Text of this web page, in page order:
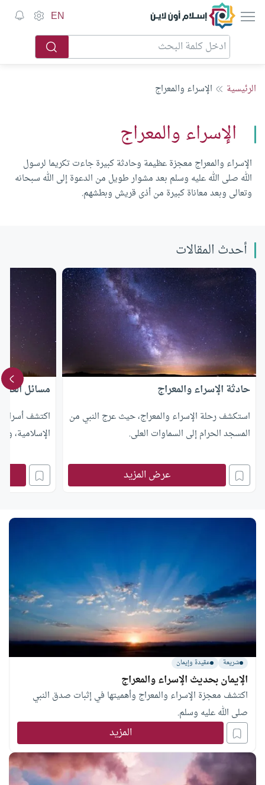
إسلام أون لاين EN
الرئيسية الإسراء والمعراج
الإسراء والمعراج
الإسراء والمعراج معجزة عظيمة وحادثة كبيرة جاءت تكريما لرسول
الله صلى الله عليه وسلم بعد مشوار طويل من الدعوة إلى الله سبحانه
وتعالى وبعد معاناة كبيرة من أذى قريش وبطشهم.
أحدث المقالات
حادثة الإسراء والمعراج
استكشف رحلة الإسراء والمعراج، حيث عرج النبي من
المسجد الحرام إلى السماوات العلى.
عرض المزيد
مسائل
اكتشف أسرار
الإسلامية،
شريعة عقيدة وإيمان
الإيمان بحديث الإسراء والمعراج
اكتشف معجزة الإسراء والمعراج وأهميتها في إثبات صدق النبي
صلى الله عليه وسلم.
المزيد